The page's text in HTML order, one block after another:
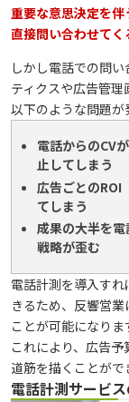
重要な意思決定を
直接問い合わせてく
しかし電話での問
ティクスや広告管理
以下のような問題が
電話からのCV
止してしまう
広告ごとのROI
てしまう
成果の大半を
戦略が歪む
電話計測を導入す
きるため、反響営
ことが可能になりま
これにより、広告
道筋を描くことがで
電話計測サービ